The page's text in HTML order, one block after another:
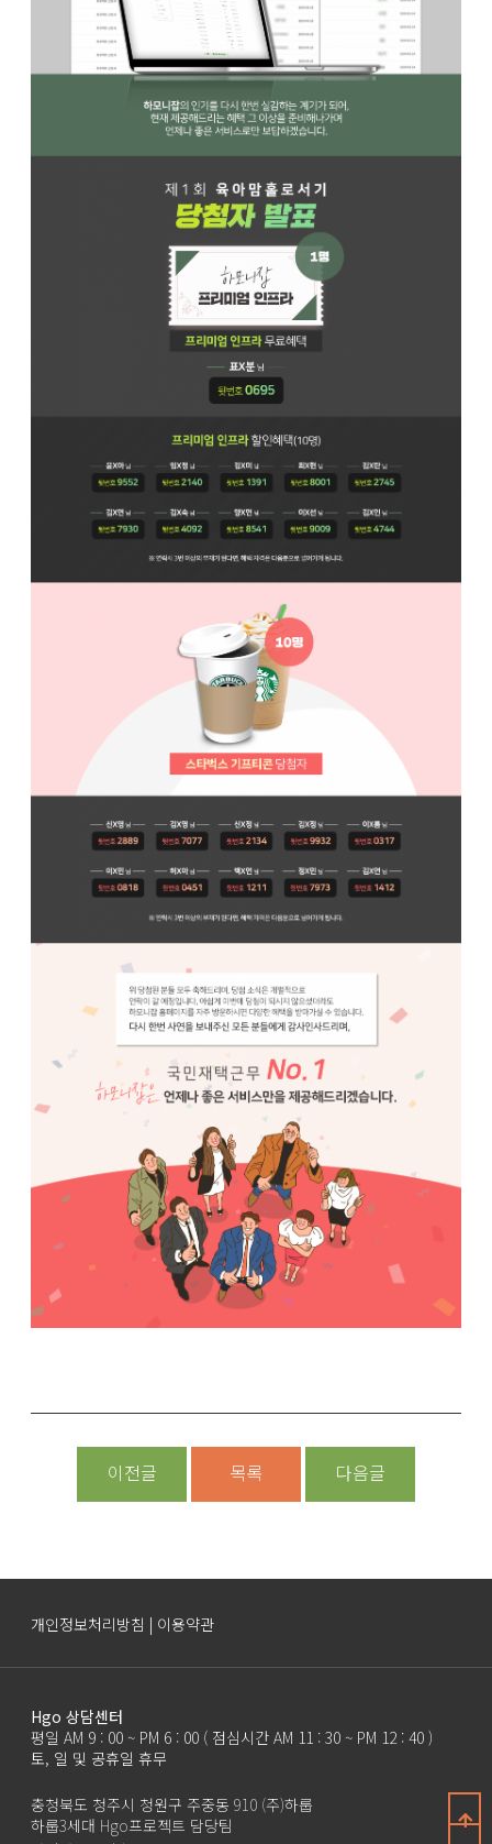
이전글 목록 다음글
개인정보처리방침 | 이용약관
Hgo 상담센터
평일 AM 9 : 00 ~ PM 6 : 00 ( 점심시간 AM 11 : 30 ~ PM 12 : 40 )
토, 일 및 공휴일 휴무
충청북도 청주시 청원구 주중동 910 (주)하룹
하룹3세대 Hgo프로젝트 담당팀